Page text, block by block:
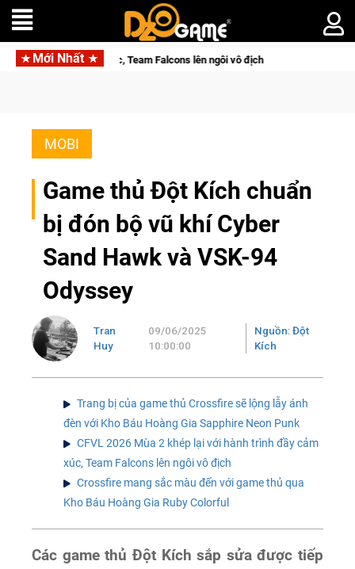
Mới Nhất
cảm xúc, Team Falcons lên ngôi vô địch
MOBI
Game thủ Đột Kích chuẩn
bị đón bộ vũ khí Cyber
Sand Hawk và VSK-94
Odyssey
Tran
Huy
09/06/2025
10:00:00
Nguồn: Đột
Kích
Trang bị của game thủ Crossfire sẽ lộng lẫy ánh
đèn với Kho Báu Hoàng Gia Sapphire Neon Punk
CFVL 2026 Mùa 2 khép lại với hành trình đầy cảm
xúc, Team Falcons lên ngôi vô địch
Crossfire mang sắc màu đến với game thủ qua
Kho Báu Hoàng Gia Ruby Colorful
Các game thủ Đột Kích sắp sửa được tiếp